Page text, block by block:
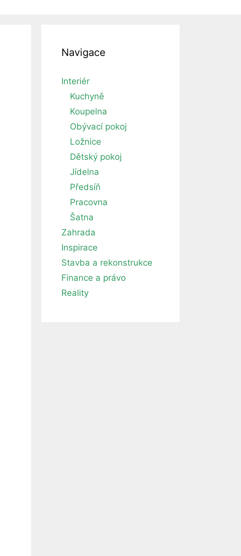
Navigace
Interiér
Kuchyně
Koupelna
Obývací pokoj
Ložnice
Dětský pokoj
Jídelna
Předsíň
Pracovna
Šatna
Zahrada
Inspirace
Stavba a rekonstrukce
Finance a právo
Reality